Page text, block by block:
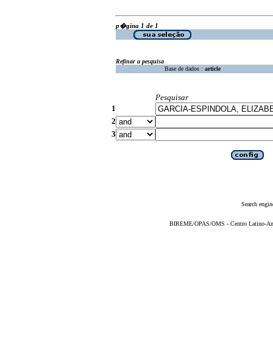
p�gina 1 de 1
Refinar a pesquisa
Base de dados : article
Pesquisar
1
2
3
Search
BIREME/OPAS/OMS - Centro Latino-